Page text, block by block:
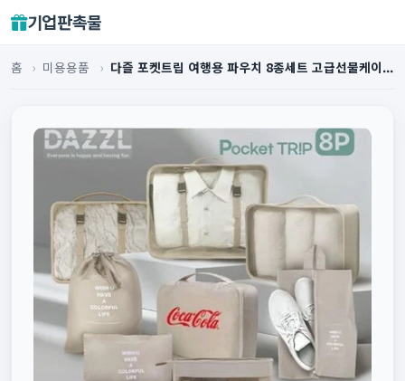
기업판촉물
홈 › 미용용품 › 다즐 포켓트립 여행용 파우치 8종세트 고급선물케이...